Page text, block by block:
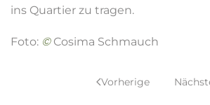
ins Quartier zu tragen.
Foto: ©Cosima Schmauch
Vorherige